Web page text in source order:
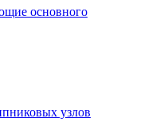
основного
узлов